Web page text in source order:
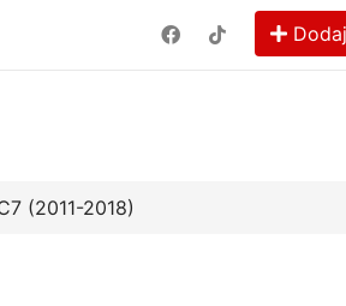
Dodaj
(2011-2018)